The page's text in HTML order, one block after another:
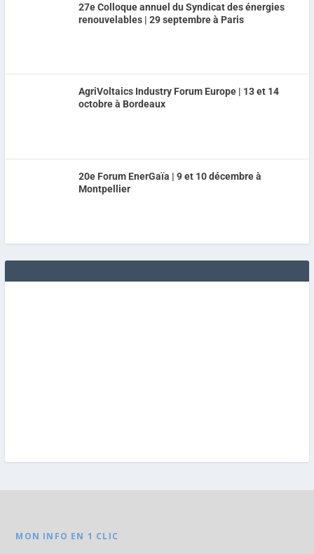
27e Colloque annuel du Syndicat des énergies
renouvelables | 29 septembre à Paris
AgriVoltaics Industry Forum Europe | 13 et 14
octobre à Bordeaux
20e Forum EnerGaïa | 9 et 10 décembre à
Montpellier
MON INFO EN 1 CLIC